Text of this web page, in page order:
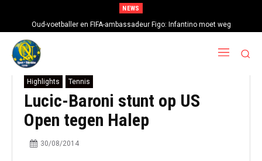
NEWS
Oud-voetballer en FIFA-ambassadeur Figo: Infantino moet weg
Highlights Tennis
Lucic-Baroni stunt op US
Open tegen Halep
30/08/2014